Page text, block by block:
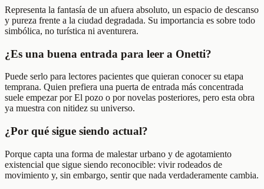
Representa la fantasía de un afuera absoluto, un espacio de descanso
y pureza frente a la ciudad degradada. Su importancia es sobre todo
simbólica, no turística ni aventurera.
¿Es una buena entrada para leer a Onetti?
Puede serlo para lectores pacientes que quieran conocer su etapa
temprana. Quien prefiera una puerta de entrada más concentrada
suele empezar por El pozo o por novelas posteriores, pero esta obra
ya muestra con nitidez su universo.
¿Por qué sigue siendo actual?
Porque capta una forma de malestar urbano y de agotamiento
existencial que sigue siendo reconocible: vivir rodeados de
movimiento y, sin embargo, sentir que nada verdaderamente cambia.